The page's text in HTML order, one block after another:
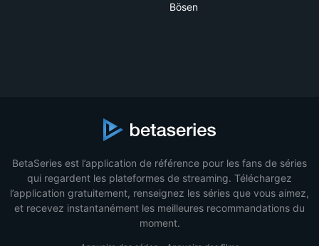
Bösen
BetaSeries est l’application de référence pour les fans de séries
qui regardent les plateformes de streaming. Téléchargez
l’application gratuitement, renseignez les séries que vous aimez,
et recevez instantanément les meilleures recommandations du
moment.